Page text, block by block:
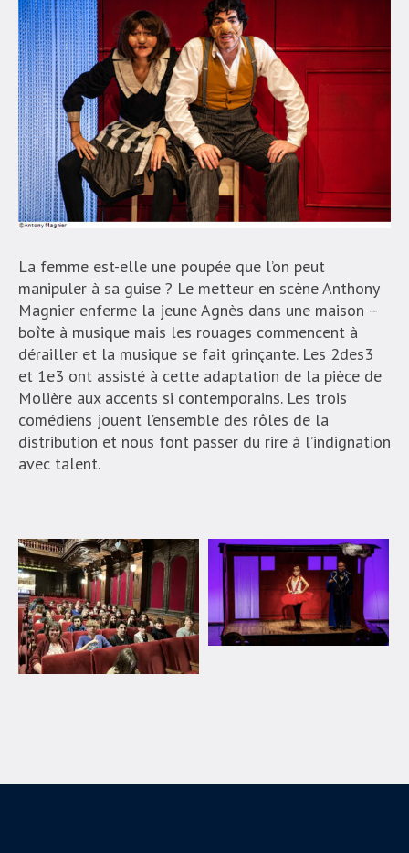
La femme est-elle une poupée que l’on peut
manipuler à sa guise ? Le metteur en scène Anthony
Magnier enferme la jeune Agnès dans une maison –
boîte à musique mais les rouages commencent à
dérailler et la musique se fait grinçante. Les 2des3
et 1e3 ont assisté à cette adaptation de la pièce de
Molière aux accents si contemporains. Les trois
comédiens jouent l’ensemble des rôles de la
distribution et nous font passer du rire à l’indignation
avec talent.